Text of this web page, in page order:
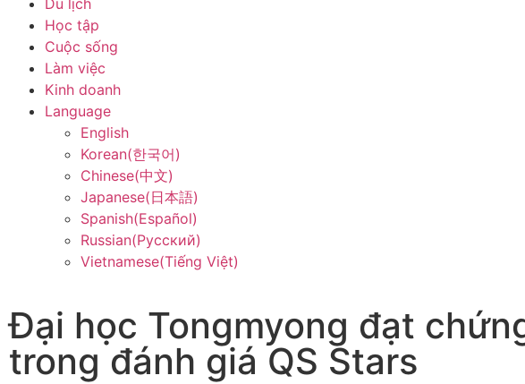
Du lịch
Học tập
Cuộc sống
Làm việc
Kinh doanh
Language
English
Korean(한국어)
Chinese(中文)
Japanese(日本語)
Spanish(Español)
Russian(Русский)
Vietnamese(Tiếng Việt)
Đại học Tongmyong đạt
trong đánh giá QS Stars